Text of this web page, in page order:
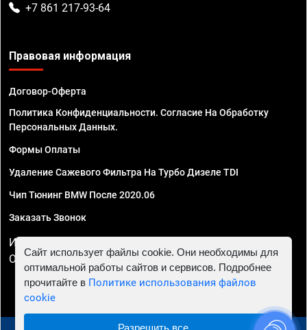
+7 861 217-93-64
Правовая информация
Договор-Оферта
Политика Конфиденциальности. Согласие На Обработку
Персональных Данных.
Формы Оплаты
Удаление Сажевого Фильтра На Турбо Дизеле TDI
Чип Тюнинг BMW После 2020.06
Заказать Звонок
ИП Смирнов Георгий Павлович. ИНН 781302555843,
ОГРНИП 324470400032610
Сайт использует файлы cookie. Они необходимы для
оптимальной работы сайтов и сервисов. Подробнее
прочитайте в Политике использования файлов
cookie
Разрешить все